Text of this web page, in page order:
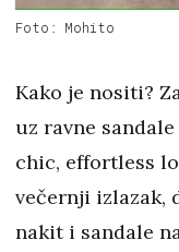
Foto: Mohito
Kako je nositi?
uz ravne
chic, effortless
večernji izlazak,
nakit i sandale